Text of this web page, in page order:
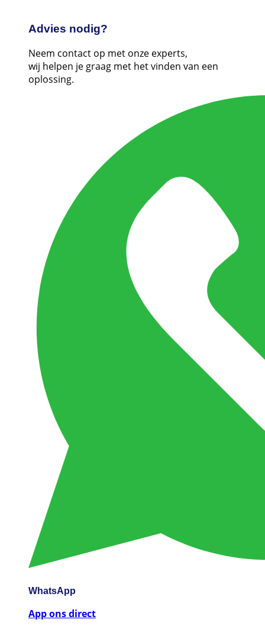
Advies nodig?
Neem contact op met onze experts,
wij helpen je graag met het vinden van een
oplossing.
WhatsApp
App ons direct